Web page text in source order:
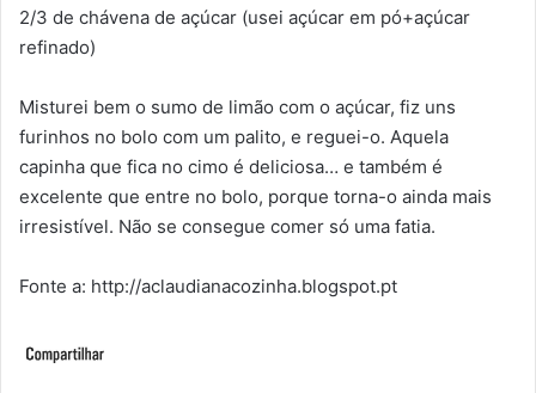
2/3 de chávena de açúcar (usei açúcar em pó+açúcar
refinado)
Misturei bem o sumo de limão com o açúcar, fiz uns
furinhos no bolo com um palito, e reguei-o. Aquela
capinha que fica no cimo é deliciosa… e também é
excelente que entre no bolo, porque torna-o ainda mais
irresistível. Não se consegue comer só uma fatia.
Fonte a: http://aclaudianacozinha.blogspot.pt